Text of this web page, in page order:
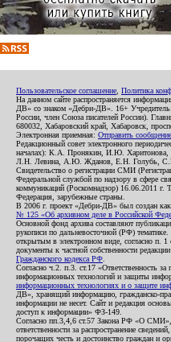
Пользовательское соглашение Политика
На данном сайте распространяется
ДВ» со знаком «Дебри-ДВ». 16+
России, член Союза писателей России).
680032, Хабаровский край, Хабаровск,
Электронная приемная: Отправить сообщение
Редакционный совет электронного
началах): К.А. Пронякин, И.Ю.
Л.Н. Левина, А.Ю. Жданов, Е.Н. Голубь,
Свидетельство о регистрации СМИ
Федеральной службой по надзору в сфере
коммуникаций (Роскомнадзор) 16.06.2011 г.
Федерация, зарубежные страны.
В 2006 г. проект «Дебри-ДВ» был создан
№ 125 «Об архивном деле в Российской
Основной фонд архива составляют
рукописи по дальневосточной (РФ)
открытым в электронном виде, согласно п.
документы к частной собственности
Гражданского кодекса РФ
Согласно ч.2. п.3. ст.17 «Ответственность
информационных технологий и защиты
информационных технологиях и о защите
ДВ», хранящий информацию, гражданско-
информации не несет. Сайт и редакция
доступ к информации» ФЗ-149.
Согласно пп.3,4,6 ст.57 Закона РФ «О СМИ»,
ответственности за распространение
порочащих честь и достоинство граждан и